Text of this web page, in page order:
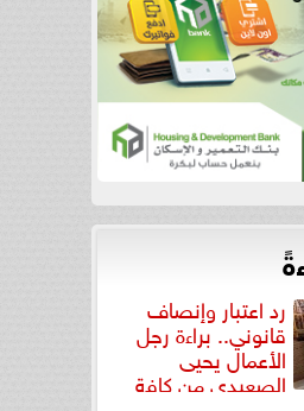
رد اعتبار وإنصاف
قانوني.. براءة رجل
الأعمال يحيى
الصعيدي من كافة